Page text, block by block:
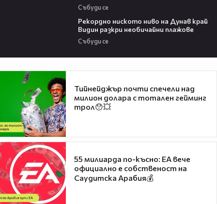
Събуди се
Рекордно ниското ниво на Дунав край
Видин разкри необичайни плажове
Събуди се
Тийнейджър почти спечели над
милион долара с тотален гейминг
трол😯💥
55 милиарда по-късно: EA вече
официално е собственост на
Саудитска Арабия💰